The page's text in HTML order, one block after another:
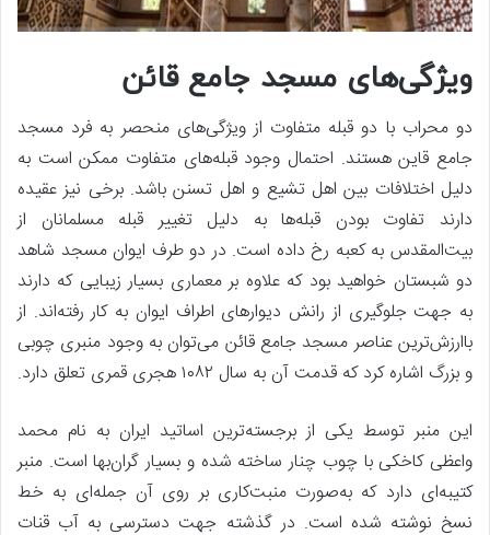
ویژگی‌های مسجد جامع قائن
دو محراب با دو قبله متفاوت از ویژگی‌های منحصر به فرد مسجد
جامع قاین هستند. احتمال وجود قبله‌های متفاوت ممکن است به
دلیل اختلافات بین اهل تشیع و اهل تسنن باشد. برخی نیز عقیده
دارند تفاوت بودن قبله‌ها به دلیل تغییر قبله مسلمانان از
بیت‌المقدس به کعبه رخ داده است. در دو طرف ایوان مسجد شاهد
دو شبستان خواهید بود که علاوه بر معماری بسیار زیبایی که دارند
به جهت جلوگیری از رانش دیوارهای اطراف ایوان به کار رفته‌اند. از
باارزش‌ترین عناصر مسجد جامع قائن می‌توان به وجود منبری چوبی
و بزرگ اشاره کرد که قدمت آن به سال ۱۰۸۲ هجری قمری تعلق دارد.
این منبر توسط یکی از برجسته‌ترین اساتید ایران به نام محمد
واعظی کاخکی با چوب چنار ساخته شده و بسیار گران‌بها است. منبر
کتیبه‌ای دارد که به‌صورت منبت‌کاری بر روی آن جمله‌ای به خط
نسخ نوشته شده است. در گذشته جهت دسترسی به آب قنات